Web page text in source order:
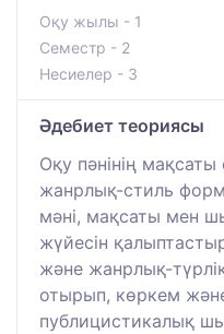
Оқу жылы - 1
Семестр - 2
Несиелер - 3
Әдебиет теориясы
Оқу пәнінің мақсаты
жанрлық-стиль
мәні, мақсаты мен
жүйесін
және жанрлық-
отырып, көркем
публицистикалық